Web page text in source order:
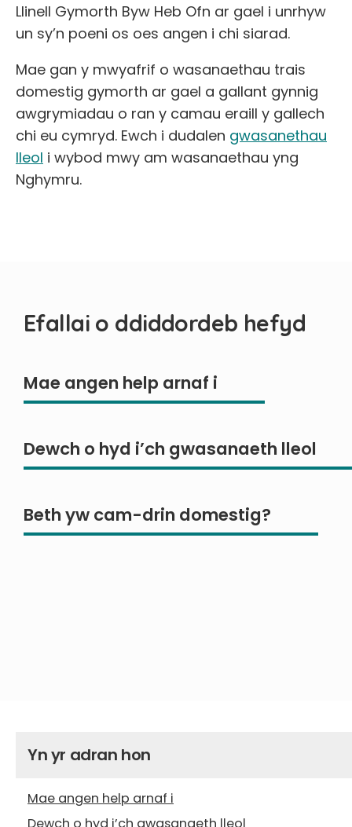
Llinell Gymorth Byw Heb Ofn ar gael i unrhyw
un sy’n poeni os oes angen i chi siarad.
Mae gan y mwyafrif o wasanaethau trais
domestig gymorth ar gael a gallant gynnig
awgrymiadau o ran y camau eraill y gallech
chi eu cymryd. Ewch i dudalen gwasanethau
lleol i wybod mwy am wasanaethau yng
Nghymru.
Yn yr adran hon
Mae angen help arnaf i
Dewch o hyd i’ch gwasanaeth lleol
Efallai o ddiddordeb hefyd
Mae angen help arnaf i
Dewch o hyd i’ch gwasanaeth lleol
Beth yw cam-drin domestig?